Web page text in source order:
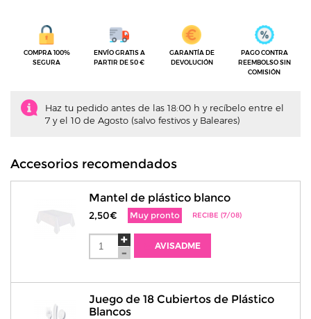
COMPRA 100%
SEGURA
ENVÍO GRATIS A
PARTIR DE 50 €
GARANTÍA DE
DEVOLUCIÓN
PAGO CONTRA
REEMBOLSO SIN
COMISIÓN
Haz tu pedido antes de las 18:00 h y recíbelo entre el
7 y el 10 de Agosto (salvo festivos y Baleares)
Accesorios recomendados
Mantel de plástico blanco
2,50€ Muy pronto RECIBE (7/08)
AVISADME
Juego de 18 Cubiertos de Plástico
Blancos